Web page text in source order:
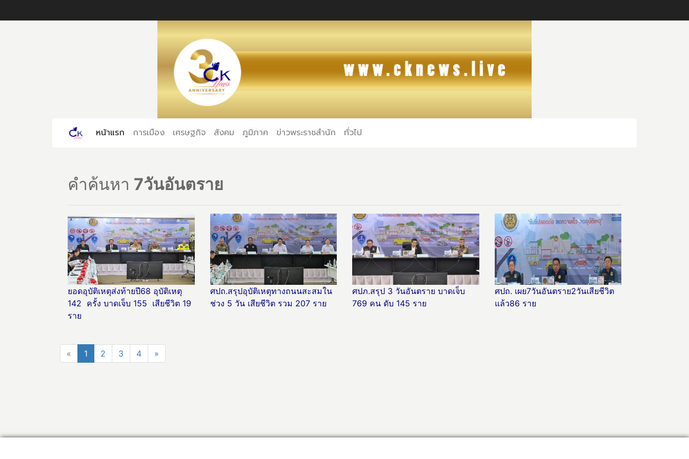
หน้าแรก (current)
การเมือง เศรษฐกิจ สังคม ภูมิภาค ข่าวพระราชสำนัก ทั่วไป
คำค้นหา 7วันอันตราย
ยอดอุบัติเหตุส่งท้ายปี68 อุบัติเหตุ
142 ครั้ง บาดเจ็บ 155 เสียชีวิต 19
ราย
ศปถ.สรุปอุบัติเหตุทางถนนสะสมใน
ช่วง 5 วัน เสียชีวิต รวม 207 ราย
ศปภ.สรุป 3 วันอันตราย บาดเจ็บ
769 คน ดับ 145 ราย
ศปถ. เผย7วันอันตราย2วันเสียชีวิต
แล้ว86 ราย
« 1 2 3 4 »